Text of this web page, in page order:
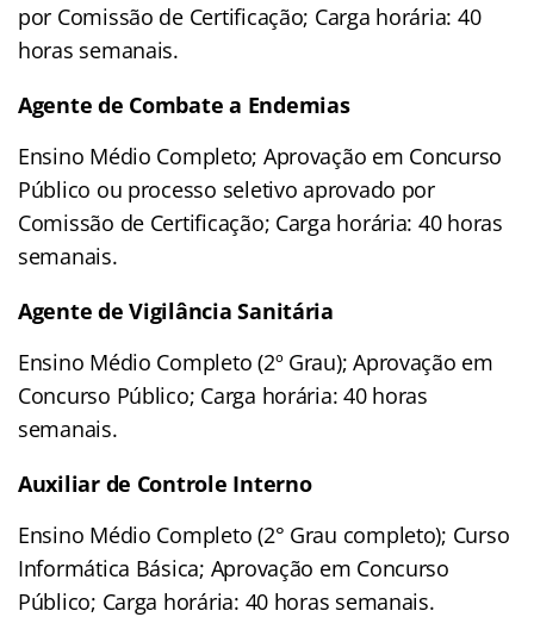
por Comissão de Certificação; Carga horária: 40
horas semanais.
Agente de Combate a Endemias
Ensino Médio Completo; Aprovação em Concurso
Público ou processo seletivo aprovado por
Comissão de Certificação; Carga horária: 40 horas
semanais.
Agente de Vigilância Sanitária
Ensino Médio Completo (2º Grau); Aprovação em
Concurso Público; Carga horária: 40 horas
semanais.
Auxiliar de Controle Interno
Ensino Médio Completo (2° Grau completo); Curso
Informática Básica; Aprovação em Concurso
Público; Carga horária: 40 horas semanais.